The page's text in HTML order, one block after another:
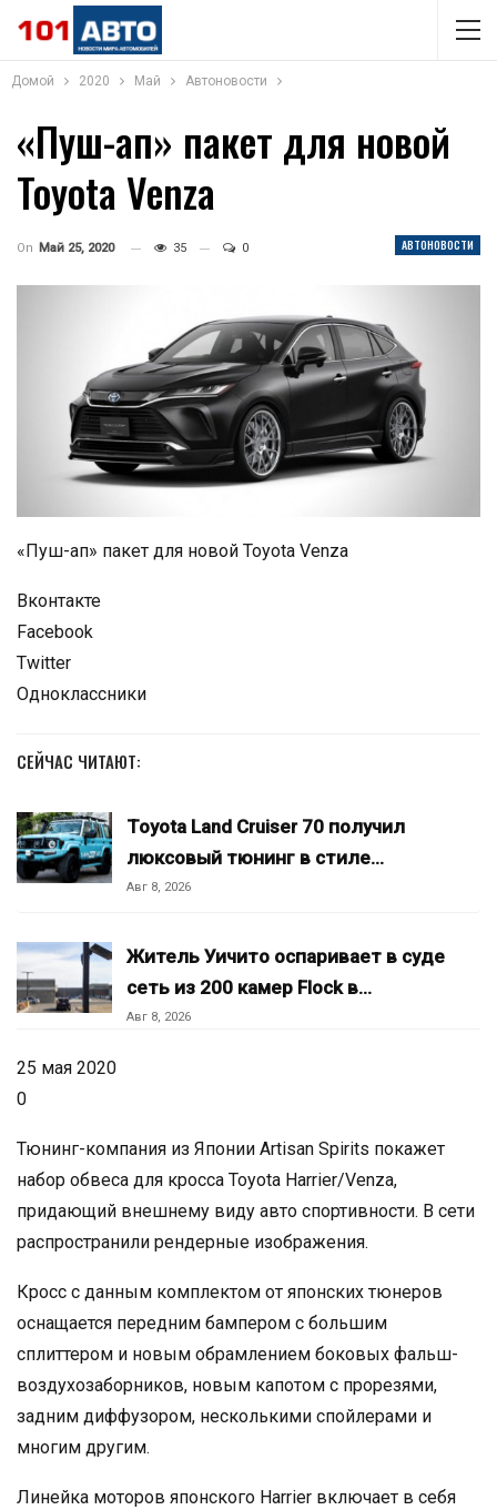
Домой 2020 Май Автоновости
«Пуш-ап» пакет для новой
Toyota Venza
АВТОНОВОСТИ
On Май 25, 2020 35 0
«Пуш-ап» пакет для новой Toyota Venza
Вконтакте
Facebook
Twitter
Одноклассники
СЕЙЧАС ЧИТАЮТ:
Toyota Land Cruiser 70 получил
люксовый тюнинг в стиле…
Авг 8, 2026
Житель Уичито оспаривает в суде
сеть из 200 камер Flock в…
Авг 8, 2026
25 мая 2020
0
Тюнинг-компания из Японии Artisan Spirits покажет
набор обвеса для кросса Toyota Harrier/Venza,
придающий внешнему виду авто спортивности. В сети
распространили рендерные изображения.
Кросс с данным комплектом от японских тюнеров
оснащается передним бампером с большим
сплиттером и новым обрамлением боковых фальш-
воздухозаборников, новым капотом с прорезями,
задним диффузором, несколькими спойлерами и
многим другим.
Линейка моторов японского Harrier включает в себя